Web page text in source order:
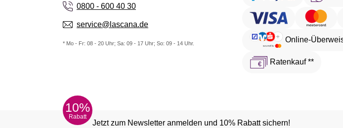
0800 - 600 40 30
service@lascana.de
* Mo - Fr: 08 - 20 Uhr; Sa: 09 - 17 Uhr; So: 09 - 14 Uhr. Online-
Ratenkauf **
10%
Rabatt
Jetzt zum Newsletter anmelden und 10% Rabatt sichern!